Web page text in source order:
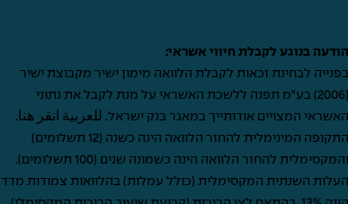
הודעה בנוגע לקבלת חיווי אשראי:
בפנייה לבחינת זכאות לקבלת הלוואה מימון ישיר מקבוצת ישיר
(2006) בע"מ תפנה ללשכת האשראי על מנת לקבל את נתוני
האשראי המצויים אודותייך במאגר בנק ישראל. للعربية انقر هنا.
התקופה המינימלית להחזר הלוואה הינה כשנה (12 תשלומים)
והמקסימלית להחזר הלוואה הינה כשמונה שנים (100 תשלומים).
העלות השנתית המקסימלית (כולל עמלות) בהלוואות צמודות מדד